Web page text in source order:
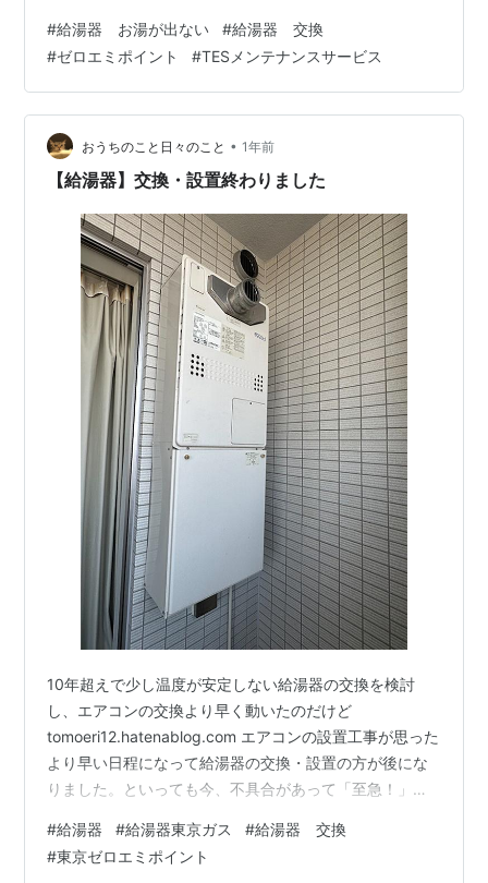
うになりました。 一旦電源を切ってしばらくすと消える
んですけれども。 Copilotさんに聞いてみる 古い説明書
を引っ張り出してもわからない。Copilotさんに聞いてみ
る。 １４０とは・・・ ・バーナー、電装基板の不具合・
温度ヒューズや熱交換器の問題・給湯器自体の劣化 ・電
源をオフにして１０…
#給湯器 お湯が出ない #給湯器 交換
#ゼロエミポイント #TESメンテナンスサービス
おうちのこと日々のこと • 1年前
【給湯器】交換・設置終わりました
10年超えで少し温度が安定しない給湯器の交換を検討
し、エアコンの交換より早く動いたのだけど
tomoeri12.hatenablog.com エアコンの設置工事が思った
より早い日程になって給湯器の交換・設置の方が後にな
りました。といっても今、不具合があって「至急！」と
日程を決めることが出来ました。 やっぱり早く動くって
大切 工事前 旧給湯器 今までありがとう！ 今回の設置、
#給湯器 #給湯器東京ガス #給湯器 交換
#東京ゼロエミポイント